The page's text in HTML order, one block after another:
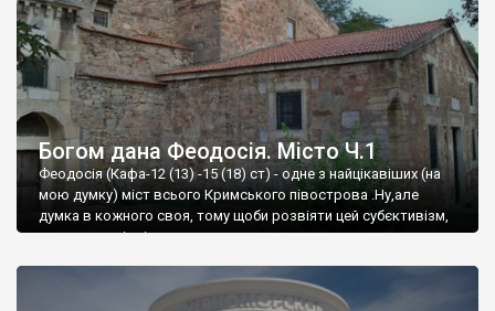
Богом дана Феодосія. Місто Ч.1
Феодосія (Кафа-12 (13) -15 (18) ст) - одне з найцікавіших (на
мою думку) міст всього Кримського півострова .Ну,але
думка в кожного своя, тому щоби розвіяти цей субєктивізм,
запрошую відвідати це